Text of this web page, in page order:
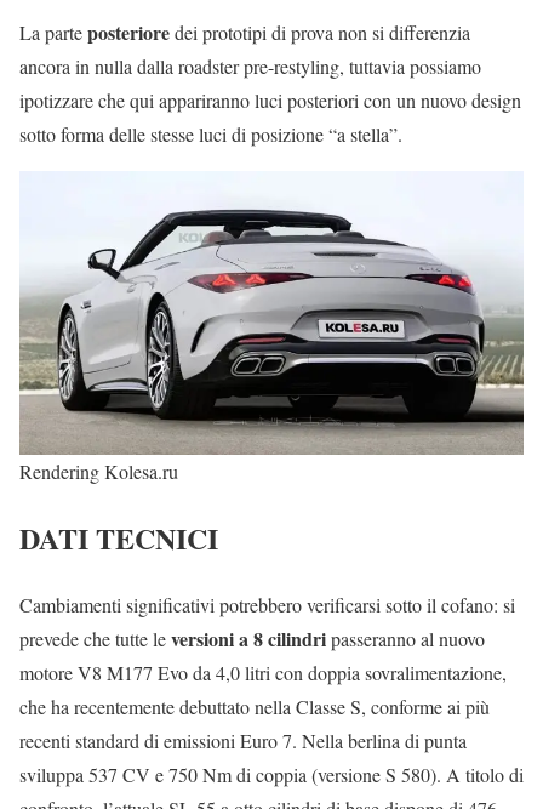
La parteposterioredei prototipi di prova non si differenzia
ancora in nulla dalla roadster pre-restyling, tuttavia possiamo
ipotizzare che qui appariranno luci posteriori con un nuovo design
sotto forma delle stesse luci di posizione “a stella”.
Rendering Kolesa.ru
DATI TECNICI
Cambiamenti significativi potrebbero verificarsi sotto il cofano: si
prevede che tutte leversioni a 8 cilindripasseranno al nuovo
motore V8 M177 Evo da 4,0 litri con doppia sovralimentazione,
che ha recentemente debuttato nella Classe S, conforme ai più
recenti standard di emissioni Euro 7. Nella berlina di punta
sviluppa 537 CV e 750 Nm di coppia (versione S 580). A titolo di